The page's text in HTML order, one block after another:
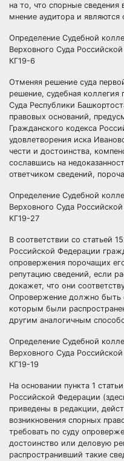
на то, что спорные
мнение аудитора и
Определение Судебной
Верховного Суда
КГ19-6
Отменяя решение суда
решение, судебная
Суда Республики
правовых оснований,
Гражданского кодекса
удовлетворения иска
чести и достоинства,
сославшись на
ответчиком сведений,
Определение Судебной
Верховного Суда
КГ19-27
В соответствии со статьей
Российской Федерации
опровержения порочащих
репутацию сведений, если
докажет, что они
Опровержение должно быть
которым были
другим аналогичным
Определение Судебной
Верховного Суда
КГ19-19
На основании пункта 1 статьи
Российской Федерации
приведены в редакции,
возникновения спорных
требовать по суду
достоинство или деловую
распространивший такие